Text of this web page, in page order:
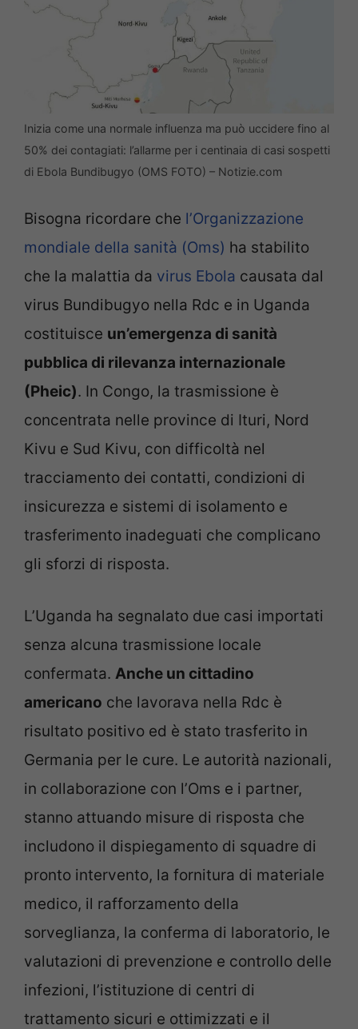
Inizia come una normale influenza ma può uccidere fino al
50% dei contagiati: l’allarme per i centinaia di casi sospetti
di Ebola Bundibugyo (OMS FOTO) – Notizie.com
Bisogna ricordare che l’Organizzazione
mondiale della sanità (Oms) ha stabilito
che la malattia da virus Ebola causata dal
virus Bundibugyo nella Rdc e in Uganda
costituisce un’emergenza di sanità
pubblica di rilevanza internazionale
(Pheic). In Congo, la trasmissione è
concentrata nelle province di Ituri, Nord
Kivu e Sud Kivu, con difficoltà nel
tracciamento dei contatti, condizioni di
insicurezza e sistemi di isolamento e
trasferimento inadeguati che complicano
gli sforzi di risposta.
L’Uganda ha segnalato due casi importati
senza alcuna trasmissione locale
confermata. Anche un cittadino
americano che lavorava nella Rdc è
risultato positivo ed è stato trasferito in
Germania per le cure. Le autorità nazionali,
in collaborazione con l’Oms e i partner,
stanno attuando misure di risposta che
includono il dispiegamento di squadre di
pronto intervento, la fornitura di materiale
medico, il rafforzamento della
sorveglianza, la conferma di laboratorio, le
valutazioni di prevenzione e controllo delle
infezioni, l’istituzione di centri di
trattamento sicuri e ottimizzati e il